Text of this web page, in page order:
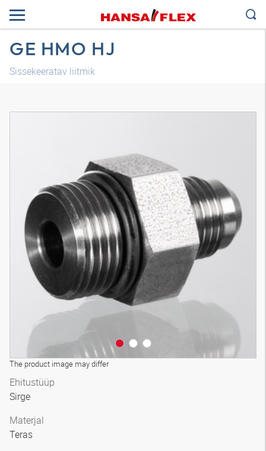
GE HMO HJ
Sissekeeratav liitmik
The product image may differ
3D-mudel
Ehitustüüp
Sirge
Materjal
Teras